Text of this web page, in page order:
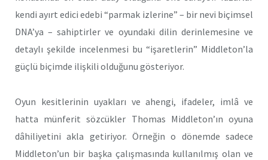
kendi ayırt edici edebi “parmak izlerine” – bir nevi biçimsel
DNA’ya – sahiptirler ve oyundaki dilin derinlemesine ve
detaylı şekilde incelenmesi bu “işaretlerin” Middleton’la
güçlü biçimde ilişkili olduğunu gösteriyor.
Oyun kesitlerinin uyakları ve ahengi, ifadeler, imlâ ve
hatta münferit sözcükler Thomas Middleton’ın oyuna
dâhiliyetini akla getiriyor. Örneğin o dönemde sadece
Middleton’un bir başka çalışmasında kullanılmış olan ve